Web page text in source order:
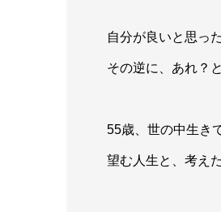
自分が良いと思っ
その逆に、あれ？
55歳、世の中生き
望む人生と、考え